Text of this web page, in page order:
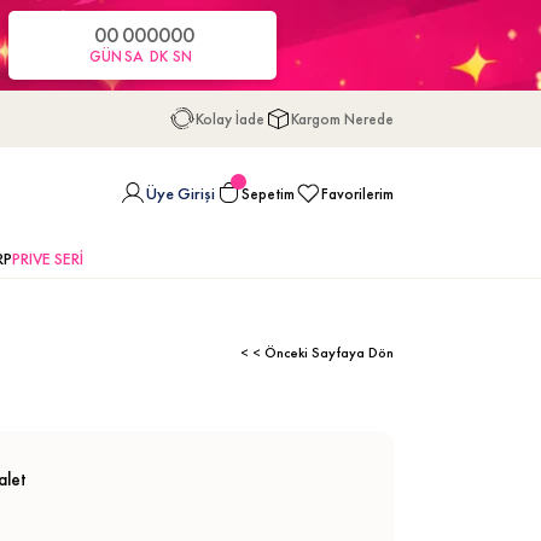
00
GÜN
00
SA
00
DK
00
SN
Kolay İade Kargom Nerede
Üye Girişi Sepetim Favorilerim
PRIVE SERİ
< < Önceki Sayfaya Dön